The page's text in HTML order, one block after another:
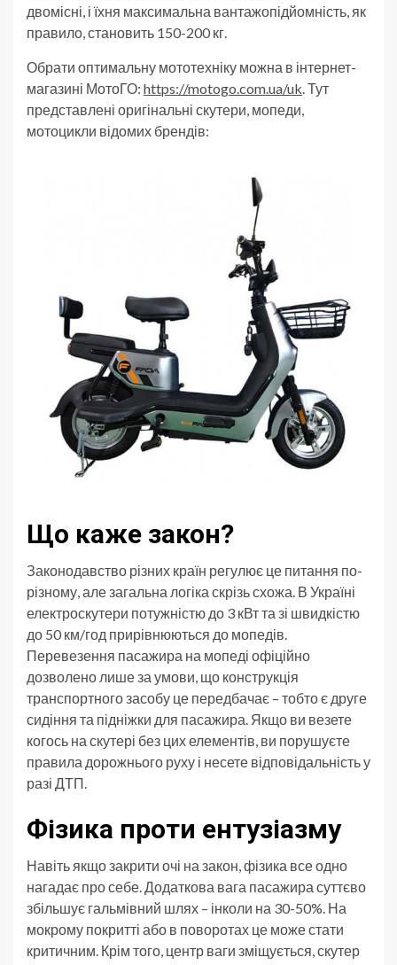
двомісні, і їхня максимальна вантажопідйомність, як
правило, становить 150-200 кг.
Обрати оптимальну мототехніку можна в інтернет-
магазині МотоГО: https://motogo.com.ua/uk. Тут
представлені оригінальні скутери, мопеди,
мотоцикли відомих брендів:
Що каже закон?
Законодавство різних країн регулює це питання по-
різному, але загальна логіка скрізь схожа. В Україні
електроскутери потужністю до 3 кВт та зі швидкістю
до 50 км/год прирівнюються до мопедів.
Перевезення пасажира на мопеді офіційно
дозволено лише за умови, що конструкція
транспортного засобу це передбачає – тобто є друге
сидіння та підніжки для пасажира. Якщо ви везете
когось на скутері без цих елементів, ви порушуєте
правила дорожнього руху і несете відповідальність у
разі ДТП.
Фізика проти ентузіазму
Навіть якщо закрити очі на закон, фізика все одно
нагадає про себе. Додаткова вага пасажира суттєво
збільшує гальмівний шлях – інколи на 30-50%. На
мокрому покритті або в поворотах це може стати
критичним. Крім того, центр ваги зміщується, скутер